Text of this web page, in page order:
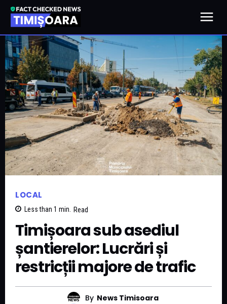
LOCAL
Less than 1 min. Read
Timișoara sub asediul
șantierelor: Lucrări și
restricții majore de trafic
By News Timisoara